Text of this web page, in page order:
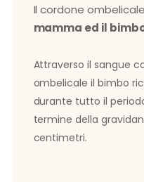
Il cordone
mamma ed il
Attraverso il sangue
ombelicale il bimbo
durante tutto il
termine della
centimetri.